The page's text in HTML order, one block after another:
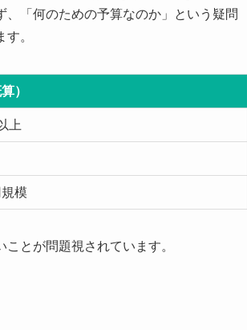
「何のための予算なのか」という疑問
。
）
上
模
とが問題視されています。